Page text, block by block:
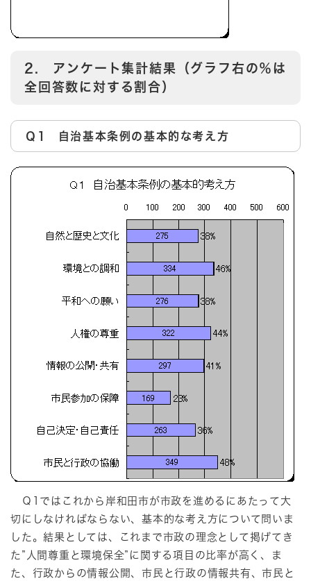
2. アンケート集計結果（グラフ右の％は
全回答数に対する割合）
Ｑ1 自治基本条例の基本的な考え方
Ｑ1ではこれから岸和田市が市政を進めるにあたって大
切にしなければならない、基本的な考え方について問いま
した。結果としては、これまで市政の理念として掲げてき
た”人間尊重と環境保全”に関する項目の比率が高く、ま
た、行政からの情報公開、市民と行政の情報共有、市民と